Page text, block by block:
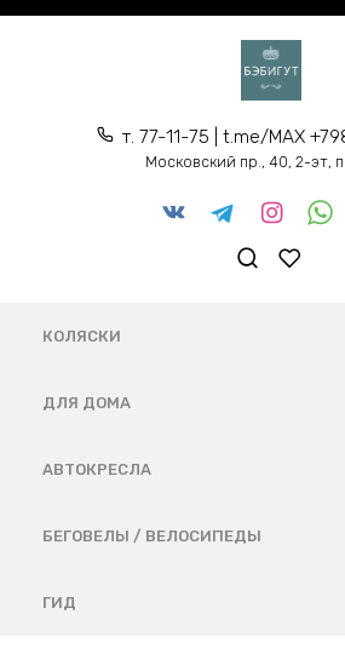
Перейти
т. 77-11-75 | t.me/MAX
Московский пр., 40, 2-эт,
КОЛЯСКИ
ДЛЯ ДОМА
АВТОКРЕСЛА
БЕГОВЕЛЫ / ВЕЛОСИПЕДЫ
ГИД